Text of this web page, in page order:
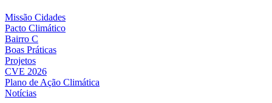
Missão Cidades
Pacto Climático
Bairro C
Boas Práticas
Projetos
CVE 2026
Plano de Ação Climática
Notícias